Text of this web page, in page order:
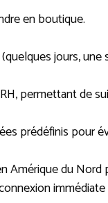
en boutique.
jours, une
permettant de
prédéfinis pour
du Nord